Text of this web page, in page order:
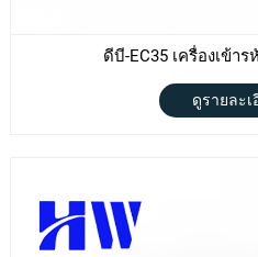
ดีบี-EC35 เครื่องเข้า
ดูรายละเ